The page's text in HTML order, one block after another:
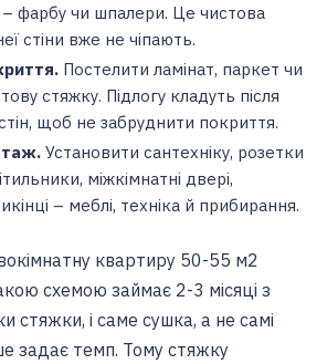
– фарбу чи шпалери. Це чистова
стіни вже не чіпають.
Постелити ламінат, паркет чи
стяжку. Підлогу кладуть після
стін, щоб не забруднити покриття.
Установити сантехніку, розетки
міжкімнатні двері,
– меблі, техніка й прибирання.
квартиру 50-55 м2
схемою займає 2-3 місяці з
стяжки, і саме сушка, а не самі
задає темп. Тому стяжку